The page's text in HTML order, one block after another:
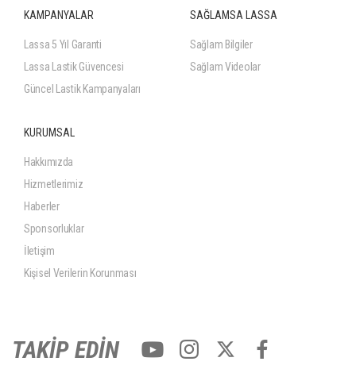
KAMPANYALAR
Lassa 5 Yıl Garanti
Lassa Lastik Güvencesi
Güncel Lastik Kampanyaları
SAĞLAMSA LASSA
Sağlam Bilgiler
Sağlam Videolar
KURUMSAL
Hakkımızda
Hizmetlerimiz
Haberler
Sponsorluklar
İletişim
Kişisel Verilerin Korunması
TAKİP EDİN